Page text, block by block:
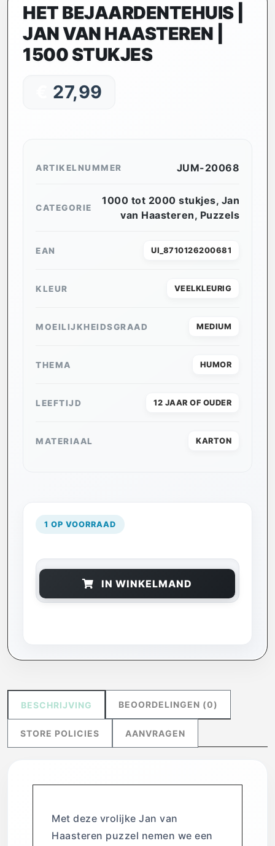
HET BEJAARDENTEHUIS |
JAN VAN HAASTEREN |
1500 STUKJES
27,99
ARTIKELNUMMER JUM-20068
CATEGORIE
1000 tot 2000 stukjes, Jan
van Haasteren, Puzzels
EAN UI_8710126200681
KLEUR VEELKLEURIG
MOEILIJKHEIDSGRAAD MEDIUM
THEMA HUMOR
LEEFTIJD 12 JAAR OF OUDER
MATERIAAL KARTON
1 OP VOORRAAD
IN WINKELMAND
BESCHRIJVING BEOORDELINGEN (0)
STORE POLICIES AANVRAGEN
Met deze vrolijke Jan van
Haasteren puzzel nemen we een